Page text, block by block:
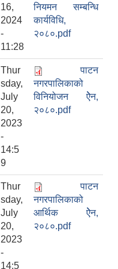
16,
2024
-
11:28
नियमन सम्बन्धि
कार्यविधि,
२०८०.pdf
Thur
sday,
July
20,
2023
-
14:5
9
पाटन
नगरपालिकाको
विनियोजन ऐेन,
२०८०.pdf
Thur
sday,
July
20,
2023
-
14:5
पाटन
नगरपालिकाको
आर्थिक ऐेन,
२०८०.pdf